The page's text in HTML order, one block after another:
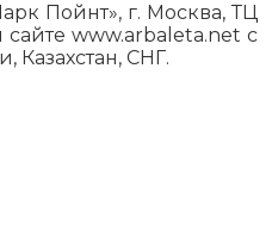
Пойнт», г. Москва, ТЦ
сайте www.arbaleta.net с
СНГ.